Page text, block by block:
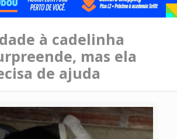
à cadelinha
mas ela
de ajuda